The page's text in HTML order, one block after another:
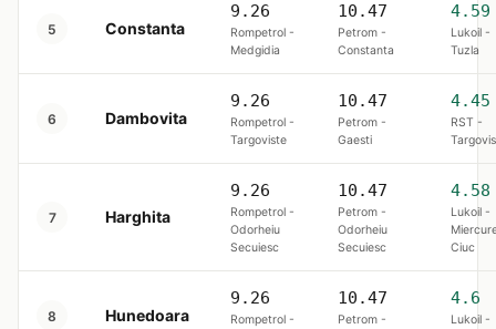
5 Constanta
9.26
Rompetrol -
Medgidia
10.47
Petrom -
Constanta
4.59
Lukoil -
Tuzla
6 Dambovita
9.26
Rompetrol -
Targoviste
10.47
Petrom -
Gaesti
4.45
RST -
7 Harghita
9.26
Rompetrol -
Odorheiu
Secuiesc
10.47
Petrom -
Odorheiu
Secuiesc
4.58
Lukoil -
Ciuc
8 Hunedoara
9.26
Rompetrol -
10.47
Petrom -
4.6
Lukoil -